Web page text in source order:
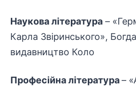
Наукова література –
Карла Звіринського»,
видавництво Коло
Професійна література–